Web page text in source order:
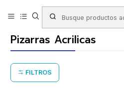
Productos LIBRERIA Pizarras
Pizarras Acrilicas
FILTROS